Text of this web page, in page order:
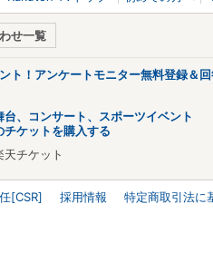
せ一覧
ト！アンケートモニター無料登録＆
台、コンサート、スポーツイベント
チケットを購入する
天チケット
[CSR] 採用情報
特定商取引法に